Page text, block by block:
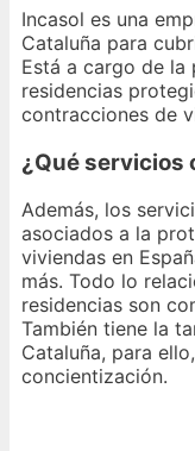
Incasol es una
Cataluña para
Está a cargo de
residencias
contracciones de
¿Qué servicios
Además, los
asociados a la
viviendas en
más. Todo lo
residencias son
También tiene la
Cataluña, para
concientización.